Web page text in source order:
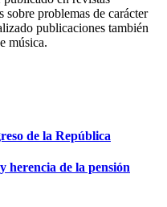
sobre problemas de carácter
publicaciones también
música.
de la República
herencia de la pensión